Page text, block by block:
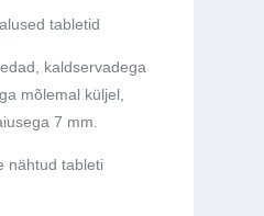
tabletid
kaldservadega
mõlemal küljel,
7 mm.
nähtud tableti